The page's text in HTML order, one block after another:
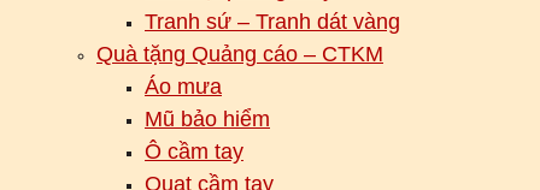
Tranh sứ – Tranh dát vàng
Quà tặng Quảng cáo – CTKM
Áo mưa
Mũ bảo hiểm
Ô cầm tay
Quạt cầm tay